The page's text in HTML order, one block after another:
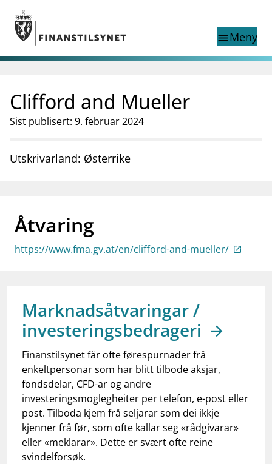
Gå til hovedinnhold
Gå til søkesiden
menuMeny
nettstedet
language
English
English
English home page
Tilsyn
Finanstilsynets registre
businessOm Finanstilsynet
mail_outlineKontakt oss
dashboardInformasjon for investorer
notifications_noneAbonner på nyhetsvarsel
Clifford and Mueller
Sist publisert: 9. februar 2024
Utskrivarland: Østerrike
Åtvaring
https://www.fma.gv.at/en/clifford-and-mueller/
Marknadsåtvaringar /
investeringsbedrageri
Finanstilsynet får ofte førespurnader frå
enkeltpersonar som har blitt tilbode aksjar,
fondsdelar, CFD-ar og andre
investeringsmoglegheiter per telefon, e-post eller
post. Tilboda kjem frå seljarar som dei ikkje
kjenner frå før, som ofte kallar seg «rådgivarar»
eller «meklarar». Dette er svært ofte reine
svindelforsøk.